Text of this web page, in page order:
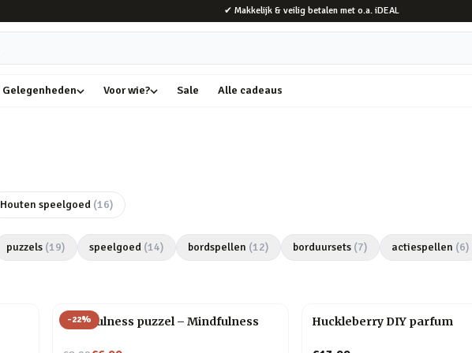
✔ Makkelijk & veilig betalen met o.a. iDEAL
Gelegenheden Voor wie? Sale Alle cadeaus
Houten speelgoed (16)
puzzels (19) speelgoed (14) bordspellen (12) borduursets (7) actiespellen (6)
-22%
Mindfulness puzzel – Mindfulness Huckleberry DIY parfum